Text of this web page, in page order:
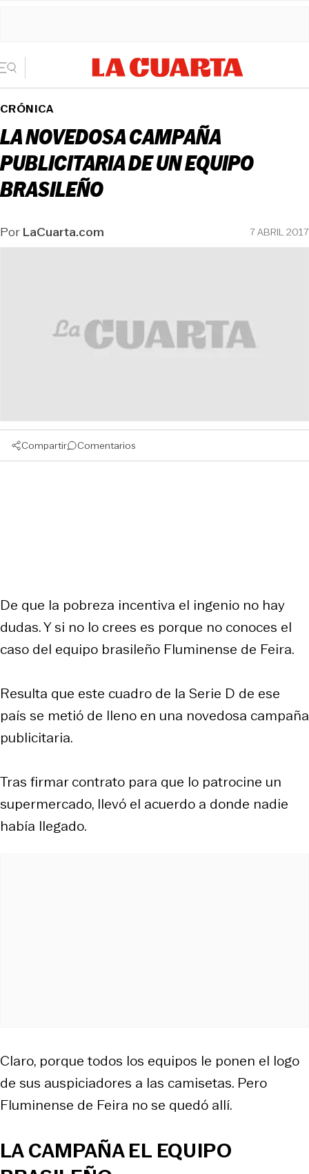
CRÓNICA
LA NOVEDOSA CAMPAÑA
PUBLICITARIA DE UN EQUIPO
BRASILEÑO
PorLaCuarta.com 7 ABRIL 2017
Compartir Comentarios
De que la pobreza incentiva el ingenio no hay
dudas. Y si no lo crees es porque no conoces el
caso del equipo brasileño Fluminense de Feira.
Resulta que este cuadro de la Serie D de ese
país se metió de lleno en una novedosa campaña
publicitaria.
Tras firmar contrato para que lo patrocine un
supermercado, llevó el acuerdo a donde nadie
había llegado.
Claro, porque todos los equipos le ponen el logo
de sus auspiciadores a las camisetas. Pero
Fluminense de Feira no se quedó allí.
LA CAMPAÑA EL EQUIPO